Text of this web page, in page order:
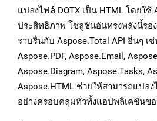
แปลงไฟล์ DOTX เป็น HTML โดยใช้
ประสิทธิภาพ โซลูชันอันทรงพลังนี้รอ
ราบรื่นกับ Aspose.Total API อื่นๆ เ
Aspose.PDF, Aspose.Email,
Aspose.Diagram, Aspose.Tasks,
Aspose.HTML ช่วยให้สามารถแปล
อย่างครอบคลุมทั่วทั้งแอปพลิเคชันข